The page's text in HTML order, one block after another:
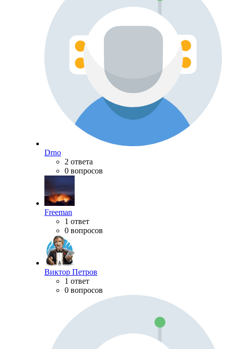
Drno
2 ответа
0 вопросов
Freeman
1 ответ
0 вопросов
Виктор Петров
1 ответ
0 вопросов